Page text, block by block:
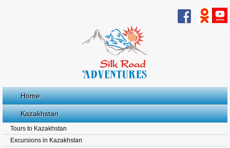
Home
Kazakhstan
Tours to Kazakhstan
Excursions in Kazakhstan